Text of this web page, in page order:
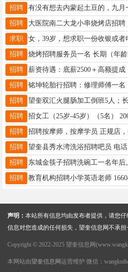
招聘
招聘
求职
招聘
招聘
招聘
招聘
招聘
招聘
招聘 望奎县秀水湾洗浴招聘吧员 电话
招聘
招聘 教育机构招聘小学英语老师
声明： 本站所有信息均由发布者提供，请您
信息对您造成的任何损失，望奎信息网不承担
Copyright © 2022-2025 望奎信息网
本网站由望奎信息网 运营维护 微信：